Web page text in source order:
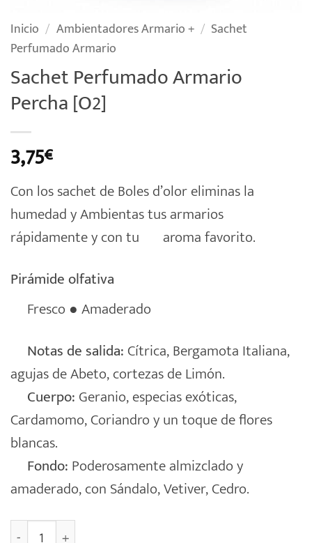
Inicio / Ambientadores Armario + / Sachet
Perfumado Armario
Sachet Perfumado Armario
Percha [O2]
3,75€
Con los sachet de Boles d’olor eliminas la
humedad y Ambientas tus armarios
rápidamente y con tu
aroma favorito.
Pirámide olfativa
Fresco ● Amaderado
Notas de salida:Cítrica, Bergamota Italiana,
agujas de Abeto, cortezas de Limón.
Cuerpo: Geranio, especias exóticas,
Cardamomo, Coriandro y un toque de flores
blancas.
Fondo: Poderosamente almizclado y
amaderado, con Sándalo, Vetiver, Cedro.
Sachet Perfumado Armario Percha [O2] cantidad